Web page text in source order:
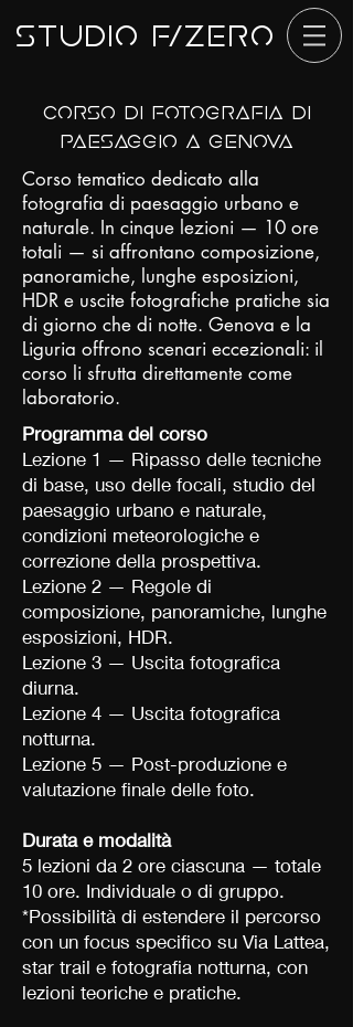
Studio f/Zero
Corso di Fotografia di
paesaggio a Genova
Corso tematico dedicato alla
fotografia di paesaggio urbano e
naturale. In cinque lezioni — 10 ore
totali — si affrontano composizione,
panoramiche, lunghe esposizioni,
HDR e uscite fotografiche pratiche sia
di giorno che di notte. Genova e la
Liguria offrono scenari eccezionali: il
corso li sfrutta direttamente come
laboratorio.
Programma del corso
Lezione 1 — Ripasso delle tecniche
di base, uso delle focali, studio del
paesaggio urbano e naturale,
condizioni meteorologiche e
correzione della prospettiva.
Lezione 2 — Regole di
composizione, panoramiche, lunghe
esposizioni, HDR.
Lezione 3 — Uscita fotografica
diurna.
Lezione 4 — Uscita fotografica
notturna.
Lezione 5 — Post-produzione e
valutazione finale delle foto.
Durata e modalità
5 lezioni da 2 ore ciascuna — totale
10 ore. Individuale o di gruppo.
*Possibilità di estendere il percorso
con un focus specifico su Via Lattea,
star trail e fotografia notturna, con
lezioni teoriche e pratiche.